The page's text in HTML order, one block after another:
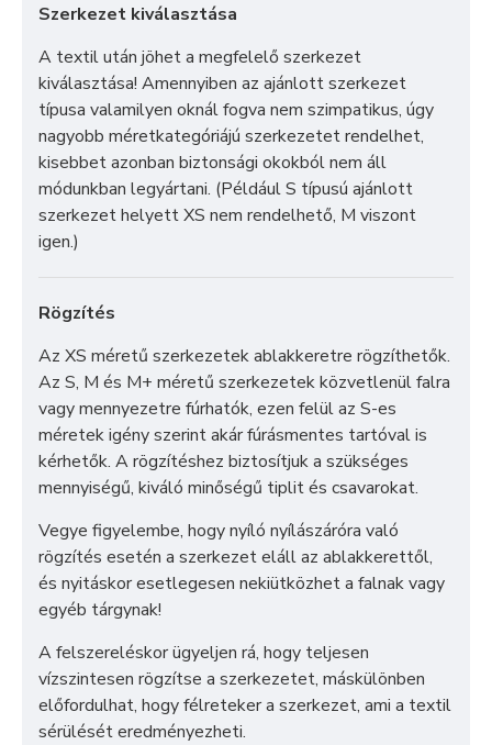
Szerkezet kiválasztása
A textil után jöhet a megfelelő szerkezet
kiválasztása! Amennyiben az ajánlott szerkezet
típusa valamilyen oknál fogva nem szimpatikus, úgy
nagyobb méretkategóriájú szerkezetet rendelhet,
kisebbet azonban biztonsági okokból nem áll
módunkban legyártani. (Például S típusú ajánlott
szerkezet helyett XS nem rendelhető, M viszont
igen.)
Rögzítés
Az XS méretű szerkezetek ablakkeretre rögzíthetők.
Az S, M és M+ méretű szerkezetek közvetlenül falra
vagy mennyezetre fúrhatók, ezen felül az S-es
méretek igény szerint akár fúrásmentes tartóval is
kérhetők. A rögzítéshez biztosítjuk a szükséges
mennyiségű, kiváló minőségű tiplit és csavarokat.
Vegye figyelembe, hogy nyíló nyílászáróra való
rögzítés esetén a szerkezet eláll az ablakkerettől,
és nyitáskor esetlegesen nekiütközhet a falnak vagy
egyéb tárgynak!
A felszereléskor ügyeljen rá, hogy teljesen
vízszintesen rögzítse a szerkezetet, máskülönben
előfordulhat, hogy félreteker a szerkezet, ami a textil
sérülését eredményezheti.